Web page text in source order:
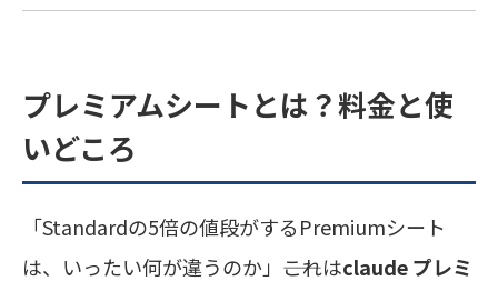
プレミアムシートとは？料金と使
いどころ
「Standardの5倍の値段がするPremiumシート
は、いったい何が違うのか」――これはclaude プレミ